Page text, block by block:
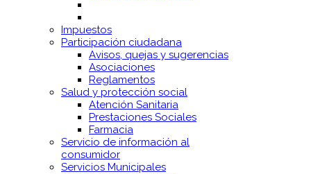
Impuestos
Participación ciudadana
Avisos, quejas y sugerencias
Asociaciones
Reglamentos
Salud y protección social
Atención Sanitaria
Prestaciones Sociales
Farmacia
Servicio de información al
consumidor
Servicios Municipales